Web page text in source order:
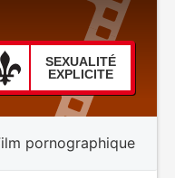
SEXUALITÉ
EXPLICITE
pornographique